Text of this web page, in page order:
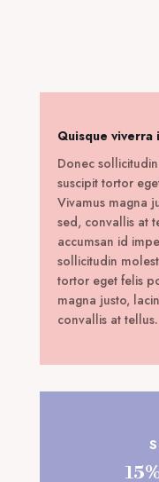
Quisque
Donec
suscipit tortor
Vivamus magna
sed, convallis at
accumsan id
sollicitudin
tortor eget felis
magna justo,
convallis at tellus.